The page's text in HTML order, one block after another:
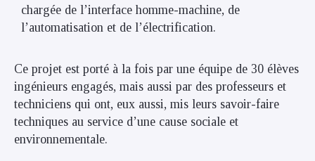
chargée de l’interface homme-machine, de
l’automatisation et de l’électrification.
Ce projet est porté à la fois par une équipe de 30 élèves
ingénieurs engagés, mais aussi par des professeurs et
techniciens qui ont, eux aussi, mis leurs savoir-faire
techniques au service d’une cause sociale et
environnementale.